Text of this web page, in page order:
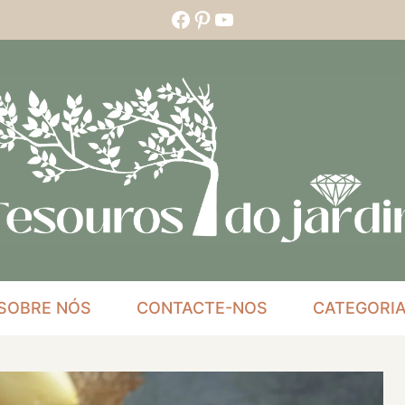
Facebook
Pinterest
YouTube
NÓS CONTACTE-NOS